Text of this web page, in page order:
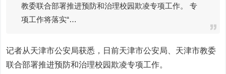
教委联合部署推进预防和治理校园欺凌专项工作。 专
项工作将落实“…
记者从天津市公安局获悉，日前天津市公安局、天津市教委
联合部署推进预防和治理校园欺凌专项工作。